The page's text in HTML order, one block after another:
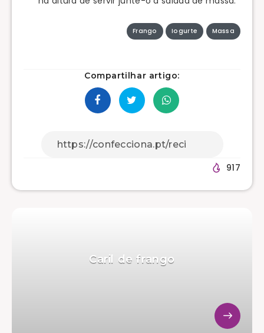
Frango Iogurte Massa
Compartilhar artigo:
917
Caril de frango